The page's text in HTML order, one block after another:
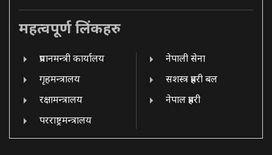
महत्वपूर्ण लिंकहरु
प्रधानमन्त्री कार्यालय
गृहमन्त्रालय
रक्षामन्त्रालय
परराष्ट्रमन्त्रालय
नेपाली सेना
सशस्त्र प्रहरी बल
नेपाल प्रहरी